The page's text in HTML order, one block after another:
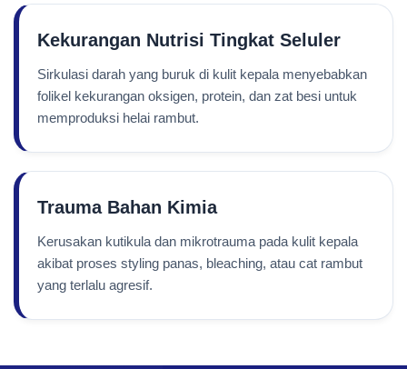
Kekurangan Nutrisi Tingkat Seluler
Sirkulasi darah yang buruk di kulit kepala menyebabkan
folikel kekurangan oksigen, protein, dan zat besi untuk
memproduksi helai rambut.
Trauma Bahan Kimia
Kerusakan kutikula dan mikrotrauma pada kulit kepala
akibat proses styling panas, bleaching, atau cat rambut
yang terlalu agresif.